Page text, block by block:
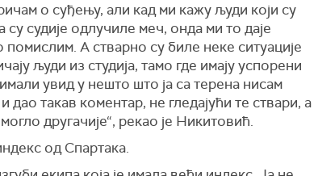
о суђењу, али кад ми кажу људи који су
су судије одлучиле меч, онда ми то даје
помислим. А стварно су биле неке ситуације
људи из студија, тамо где имају успорени
увид у нешто што ја са терена нисам
дао такав коментар, не гледајући те ствари, а
другачије“, рекао је Никитовић.
од Спартака.